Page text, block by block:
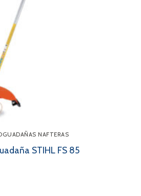
NAFTERAS
STIHL FS 85